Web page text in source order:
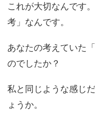
これが大切なんです
考」なんです。
あなたの考えていた
のでしたか？
私と同じような感じ
ょうか。